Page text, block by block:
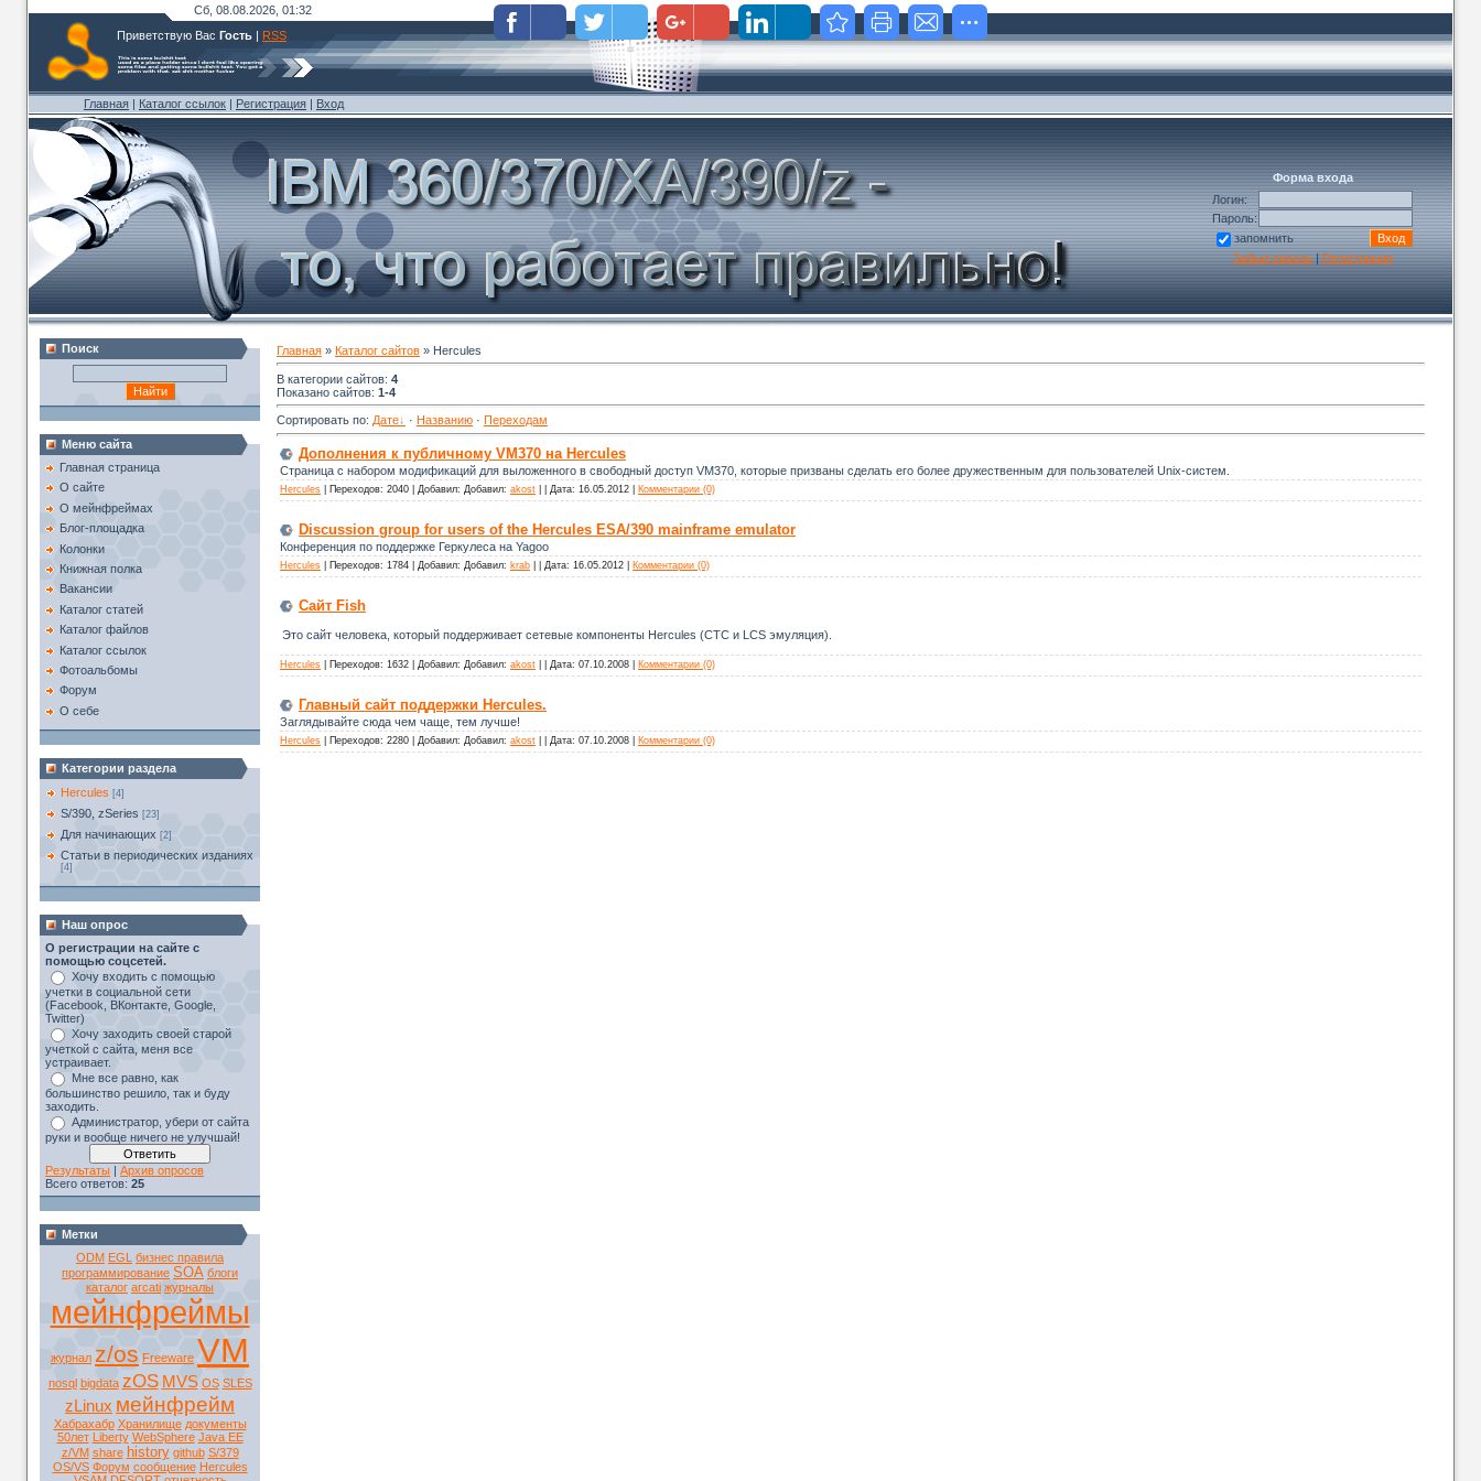
Сб, 08.08.2026, 01:32
Приветствую Вас Гость | RSS
Главная | Каталог ссылок | Регистрация | Вход
Форма входа
Логин:
Пароль:
запомнить
Забыл пароль|Регистрация
Поиск
Меню сайта
Главная страница
О сайте
О мейнфреймах
Блог-площадка
Колонки
Книжная полка
Вакансии
Каталог статей
Каталог файлов
Каталог ссылок
Фотоальбомы
Форум
О себе
Категории раздела
Hercules [4]
S/390, zSeries [23]
Для начинающих [2]
Статьи в периодических изданиях
[4]
Наш опрос
О регистрации на сайте с
помощью соцсетей.
Хочу входить с помощью
учетки в социальной сети
(Facebook, ВКонтакте, Google,
Twitter)
Хочу заходить своей старой
учеткой с сайта, меня все
устраивает.
Мне все равно, как
большинство решило, так и буду
заходить.
Администратор, убери от сайта
руки и вообще ничего не улучшай!
Результаты | Архив опросов
Всего ответов: 25
Метки
ODM EGL бизнес правила
программирование SOA блоги
каталог arcati журналы
мейнфреймы
журнал z/os Freeware VM
nosql bigdata zOS MVS OS SLES
zLinux мейнфрейм
Хабрахабр Хранилище документы
50лет Liberty WebSphere Java EE
z/VM share history github S/379
OS/VS Форум сообщение Hercules
Главная » Каталог сайтов » Hercules
В категории сайтов: 4
Показано сайтов: 1-4
Сортировать по: Дате · Названию · Переходам
Дополнения к публичному VM370 на Hercules
Страница с набором модификаций для выложенного в свободный доступ VM370, которые призваны сделать его более дружественным для пользователей Unix-систем.
Hercules Переходов: 2040 Добавил: Добавил: akost Дата: 16.05.2012 Комментарии (0)
Discussion group for users of the Hercules ESA/390 mainframe emulator
Конференция по поддержке Геркулеса на Yagoo
Hercules Переходов: 1784 Добавил: Добавил: krab Дата: 16.05.2012 Комментарии (0)
Сайт Fish
Это сайт человека, который поддерживает сетевые компоненты Hercules (CTC и LCS эмуляция).
Hercules Переходов: 1632 Добавил: Добавил: akost Дата: 07.10.2008 Комментарии (0)
Главный сайт поддержки Hercules.
Заглядывайте сюда чем чаще, тем лучше!
Hercules Переходов: 2280 Добавил: Добавил: akost Дата: 07.10.2008 Комментарии (0)